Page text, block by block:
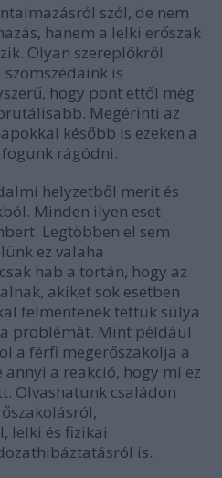
szól, de nem
hanem a lelki erőszak
Olyan szereplőkről
is
hogy pont ettől még
Megérinti az
később is ezeken a
rágódni.
helyzetből merít és
Minden ilyen eset
Legtöbben el sem
ez valaha
hab a tortán, hogy az
akiket sok esetben
felmentenek tettük súlya
problémát. Mint például
a férfi megerőszakolja a
a reakció, hogy mi ez
Olvashatunk családon
lelki és fizikai
is.